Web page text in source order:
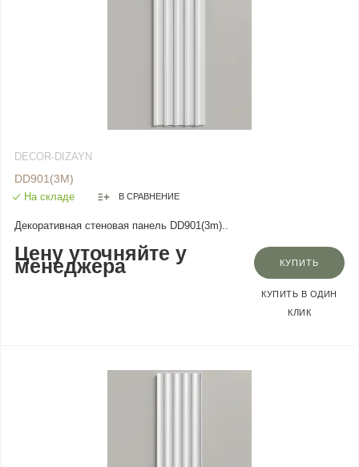
DECOR-DIZAYN
DD901(3M)
На складе В СРАВНЕНИЕ
Декоративная стеновая панель DD901(3m)..
Цену уточняйте у
менеджера КУПИТЬ
КУПИТЬ В ОДИН
КЛИК